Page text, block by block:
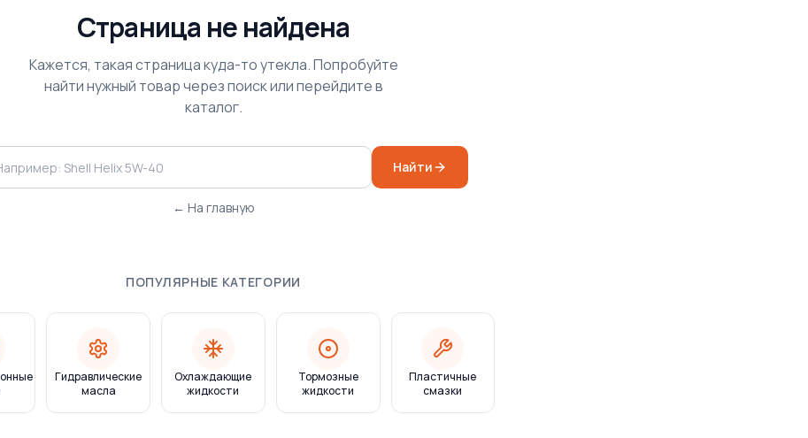
Страница не найдена
Кажется, такая страница куда-то утекла. Попробуйте
найти нужный товар через поиск или перейдите в
каталог.
Найти
← На главную
ПОПУЛЯРНЫЕ КАТЕГОРИИ
Гидравлические
масла
Охлаждающие
жидкости
Тормозные
жидкости
Пластичные
смазки